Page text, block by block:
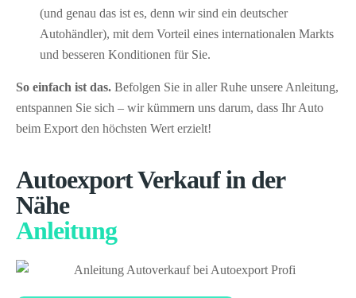
(und genau das ist es, denn wir sind ein deutscher
Autohändler), mit dem Vorteil eines internationalen Markts
und besseren Konditionen für Sie.
So einfach ist das. Befolgen Sie in aller Ruhe unsere Anleitung,
entspannen Sie sich – wir kümmern uns darum, dass Ihr Auto
beim Export den höchsten Wert erzielt!
Autoexport Verkauf in der
Nähe
Anleitung